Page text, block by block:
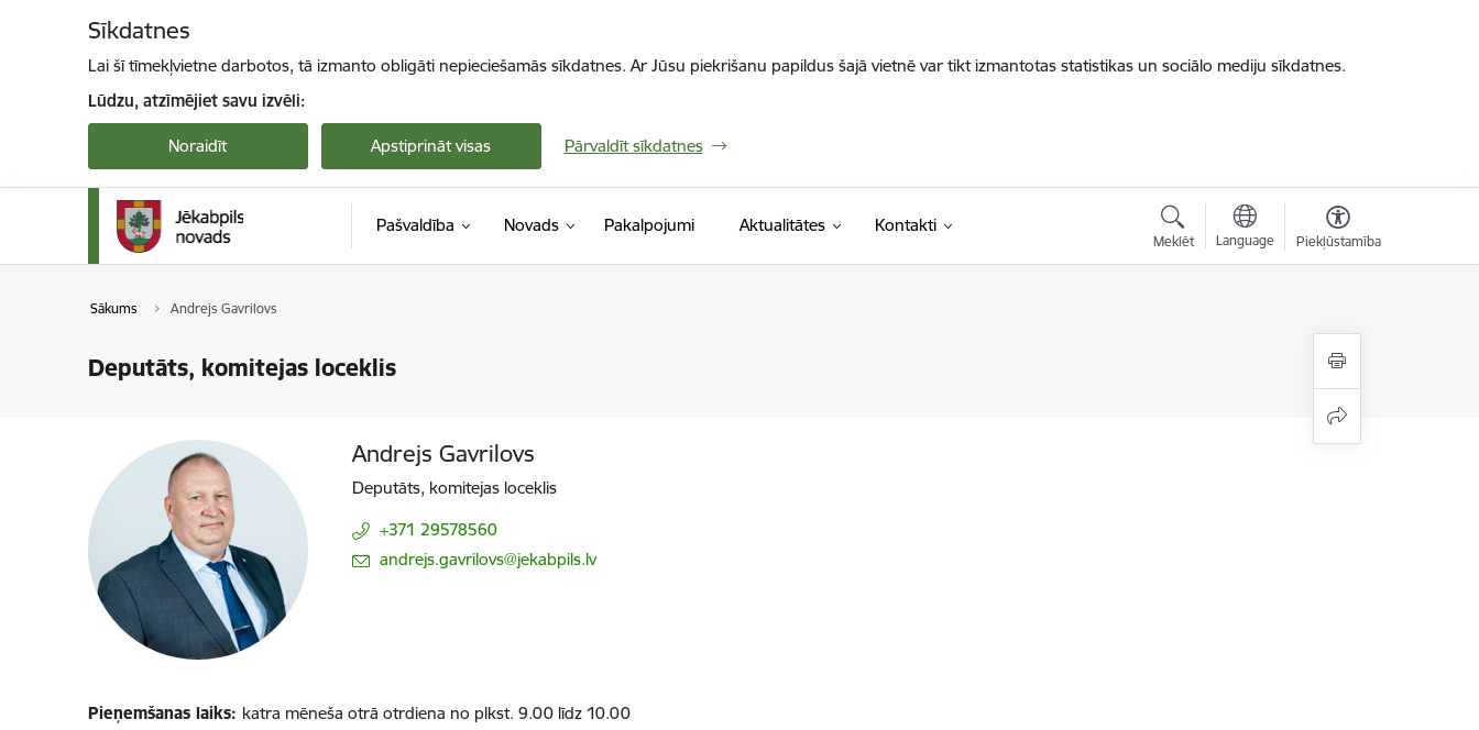
Sīkdatnes
Lai šī tīmekļvietne darbotos, tā izmanto obligāti nepieciešamās sīkdatnes. Ar Jūsu piekrišanu papildus šajā vietnē var tikt izmantotas statistikas un sociālo mediju sīkdatnes.
Lūdzu, atzīmējiet savu izvēli:
Noraidīt Apstiprināt visas Pārvaldīt sīkdatnes
Pašvaldība Novads Pakalpojumi Aktualitātes Kontakti
Meklēt Language Piekļūstamība
Sākums Andrejs Gavrilovs
Deputāts, komitejas loceklis
Andrejs Gavrilovs
Deputāts, komitejas loceklis
+371 29578560
E-pasts:
andrejs.gavrilovs@jekabpils.lv
Pieņemšanas laiks: katra mēneša otrā otrdiena no plkst. 9.00 līdz 10.00